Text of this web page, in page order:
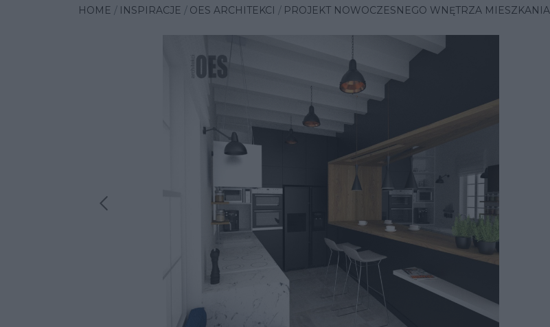
HOME INSPIRACJE OES ARCHITEKCI PROJEKT NOWOCZESNEGO WNĘTRZA MIESZKANIA
Poprzednia inspiracjaNastępna